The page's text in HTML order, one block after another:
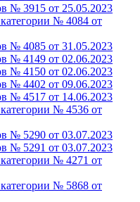
№ 3915 от 25.05.2023
№ 4084 от
№ 4085 от 31.05.2023
№ 4149 от 02.06.2023
№ 4150 от 02.06.2023
№ 4402 от 09.06.2023
№ 4517 от 14.06.2023
№ 4536 от
№ 5290 от 03.07.2023
№ 5291 от 03.07.2023
№ 4271 от
№ 5868 от